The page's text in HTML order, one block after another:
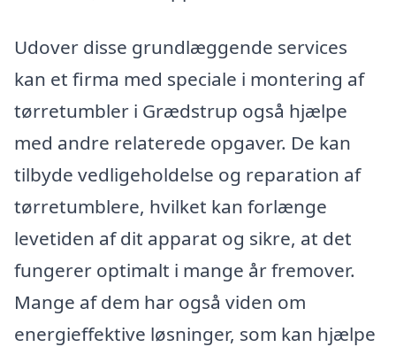
Udover disse grundlæggende services
kan et firma med speciale i montering af
tørretumbler i Grædstrup også hjælpe
med andre relaterede opgaver. De kan
tilbyde vedligeholdelse og reparation af
tørretumblere, hvilket kan forlænge
levetiden af dit apparat og sikre, at det
fungerer optimalt i mange år fremover.
Mange af dem har også viden om
energieffektive løsninger, som kan hjælpe